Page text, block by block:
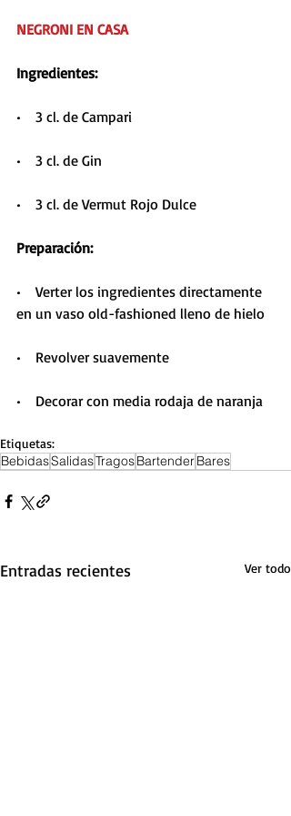
NEGRONI EN CASA
Ingredientes:
•    3 cl. de Campari
•    3 cl. de Gin
•    3 cl. de Vermut Rojo Dulce
Preparación:
•    Verter los ingredientes directamente
en un vaso old-fashioned lleno de hielo
•    Revolver suavemente
•    Decorar con media rodaja de naranja
Etiquetas:
BebidasSalidasTragosBartenderBares
Entradas recientes Ver todo